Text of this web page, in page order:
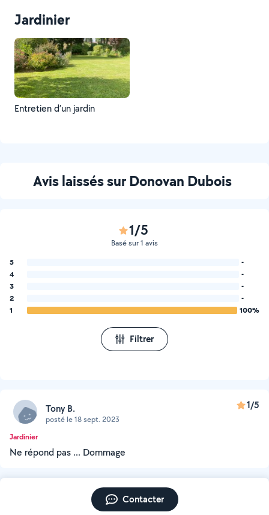
Jardinier
Entretien d’un jardin
Avis laissés sur Donovan Dubois
1/5
Basé sur 1 avis
5
-
4
-
3
-
2
-
1
100%
Filtrer
Tony B.
posté le 18 sept. 2023
1/5
Jardinier
Ne répond pas ... Dommage
Contacter